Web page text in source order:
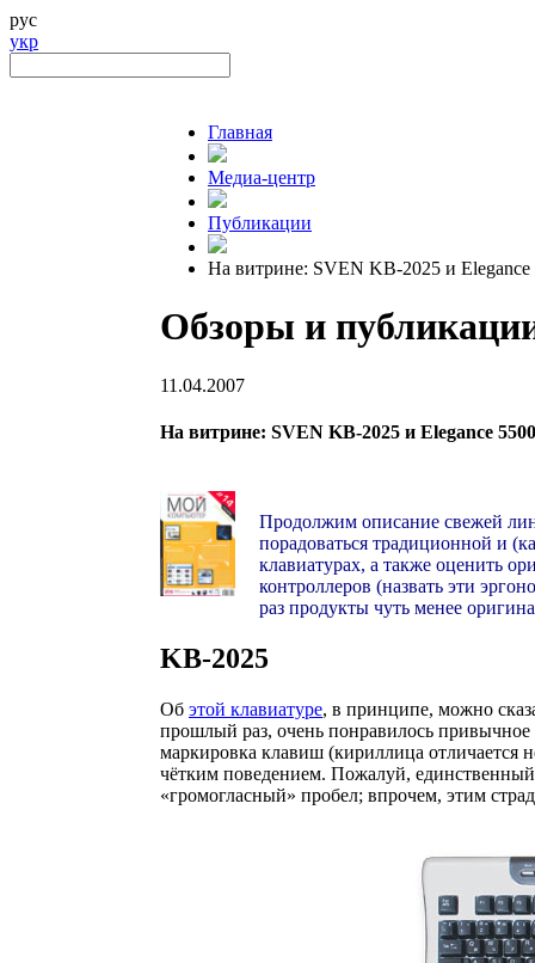
рус
укр
Главная
Медиа-центр
Публикации
На витрине: SVEN KB-2025 и Elegance
Обзоры и
11.04.2007
На витрине: SVEN KB-2025 и Elegance 5500
Продолжим описание свежей
порадоваться традиционной и
клавиатурах, а также оценить
контроллеров (назвать эти
раз продукты чуть менее
KB-2025
Об этой клавиатуре, в принципе, можно
прошлый раз, очень понравилось
маркировка клавиш (кириллица отличается
чётким поведением. Пожалуй,
«громогласный» пробел; впрочем, этим